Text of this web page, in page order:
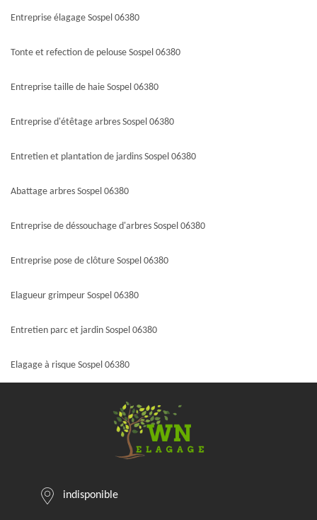
Entreprise élagage Sospel 06380
Tonte et refection de pelouse Sospel 06380
Entreprise taille de haie Sospel 06380
Entreprise d'étêtage arbres Sospel 06380
Entretien et plantation de jardins Sospel 06380
Abattage arbres Sospel 06380
Entreprise de déssouchage d'arbres Sospel 06380
Entreprise pose de clôture Sospel 06380
Elagueur grimpeur Sospel 06380
Entretien parc et jardin Sospel 06380
Elagage à risque Sospel 06380
indisponible